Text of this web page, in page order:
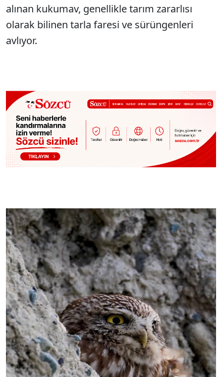
alınan kukumav, genellikle tarım zararlısı
olarak bilinen tarla faresi ve sürüngenleri
avlıyor.